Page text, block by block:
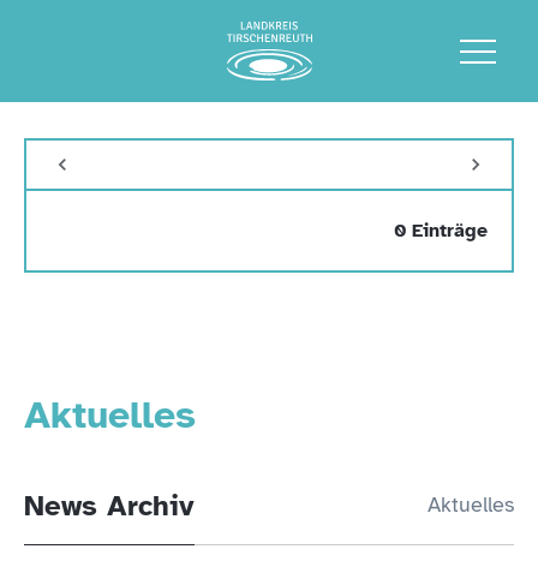
Aktuelles
News Archiv Aktuelles
0 Einträge